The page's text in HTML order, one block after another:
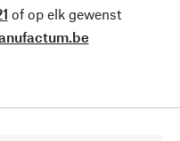
of op elk gewenst